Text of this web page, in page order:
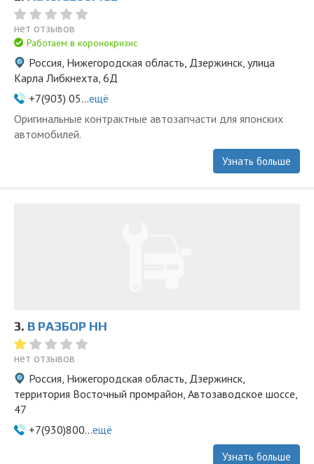
нет отзывов
Работаем в коронокризис
Россия, Нижегородская область, Дзержинск, улица
Карла Либкнехта, 6Д
+7(903) 05...ещё
Оригинальные контрактные автозапчасти для японских
автомобилей.
Узнать больше
3. В РАЗБОР НН
нет отзывов
Россия, Нижегородская область, Дзержинск,
территория Восточный промрайон, Автозаводское шоссе,
47
+7(930)800...ещё
Узнать больше